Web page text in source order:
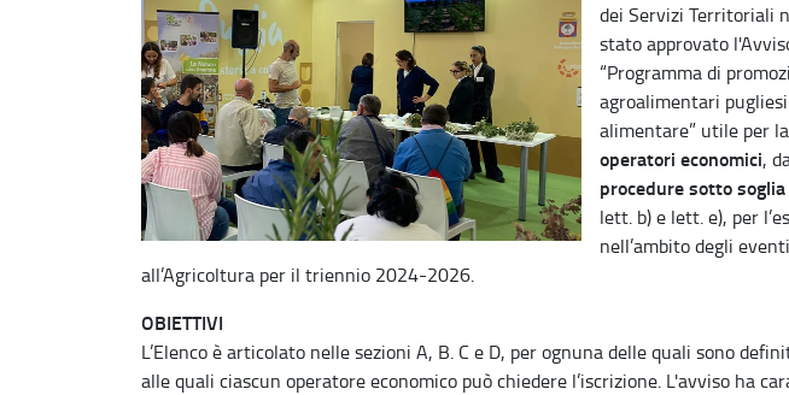
dei Servizi Territoriali
stato approvato
“Programma di
agroalimentari
alimentare” utile per
operatori economici,
procedure sotto soglia
lett. b) e lett. e), per
nell’ambito degli
all’Agricoltura per il triennio 2024-2026.
OBIETTIVI
L’Elenco è articolato nelle sezioni A, B. C e D, per ognuna delle quali sono
alle quali ciascun operatore economico può chiedere l’iscrizione. L'avviso ha